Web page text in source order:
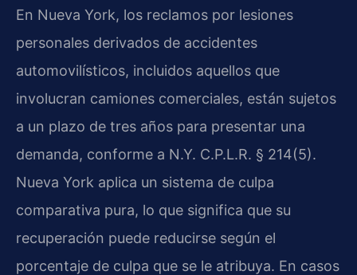
En Nueva York, los reclamos por lesiones
personales derivados de accidentes
automovilísticos, incluidos aquellos que
involucran camiones comerciales, están sujetos
a un plazo de tres años para presentar una
demanda, conforme a N.Y. C.P.L.R. § 214(5).
Nueva York aplica un sistema de culpa
comparativa pura, lo que significa que su
recuperación puede reducirse según el
porcentaje de culpa que se le atribuya. En casos